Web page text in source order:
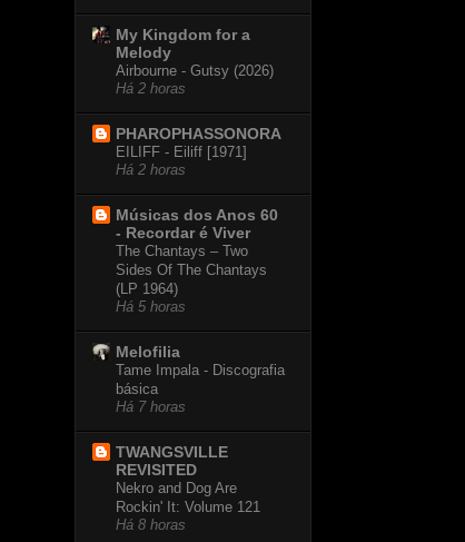
My Kingdom for a
Melody
Airbourne - Gutsy (2026)
Há 2 horas
PHAROPHASSONORA
EILIFF - Eiliff [1971]
Há 2 horas
Músicas dos Anos 60
- Recordar é Viver
The Chantays – Two
Sides Of The Chantays
(LP 1964)
Há 5 horas
Melofilia
Tame Impala - Discografia
básica
Há 7 horas
TWANGSVILLE
REVISITED
Nekro and Dog Are
Rockin' It: Volume 121
Há 8 horas